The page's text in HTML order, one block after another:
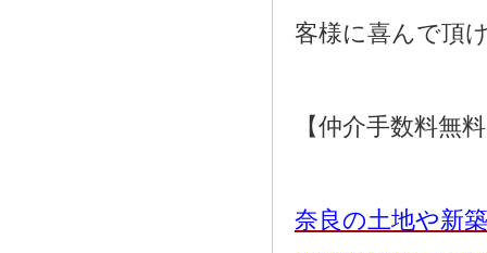
客様に喜んで頂
【仲介手数料無
奈良の土地や新